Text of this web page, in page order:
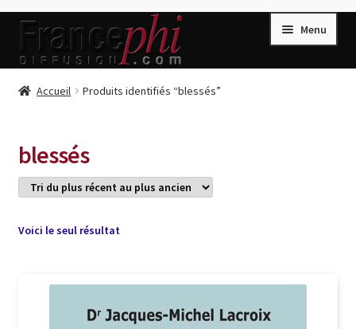
Aller
la
Aller
contenu
Menu
Accueil
Conditions de Vente
Connection
Listes d’Envies
Livres de Peter Randa
Accueil Produits identifiés “blessés”
blessés
Voici le seul résultat